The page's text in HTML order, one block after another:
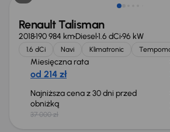
Renault Talisman
2018190 984 kmDiesel1.6 dCi96 kW
1.6 dCi Navi Klimatronic
Miesięczna rata
od 214 zł
Najniższa cena z 30 dni przed
obniżką
37 000 zł